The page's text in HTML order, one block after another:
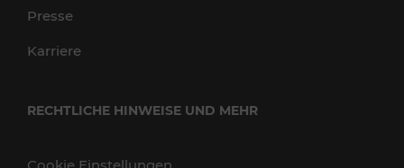
Presse
Karriere
RECHTLICHE HINWEISE UND MEHR